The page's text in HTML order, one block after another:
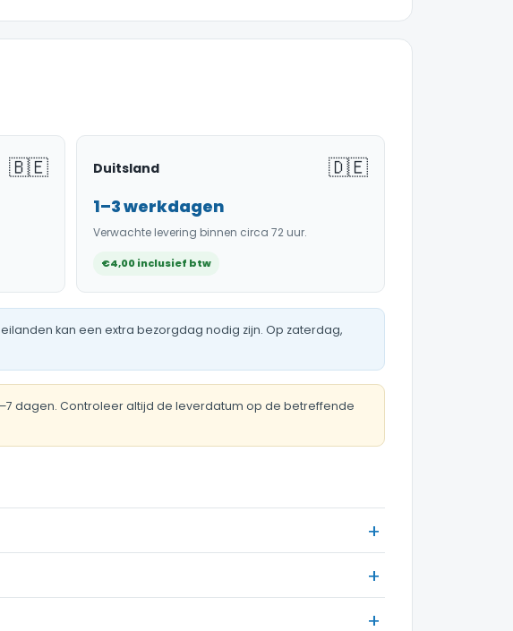
🇧🇪 Duitsland 🇩🇪
1–3 werkdagen
Verwachte levering binnen circa 72 uur.
€4,00 inclusief btw
kan een extra bezorgdag nodig zijn. Op zaterdag,
dagen. Controleer altijd de leverdatum op de betreffende